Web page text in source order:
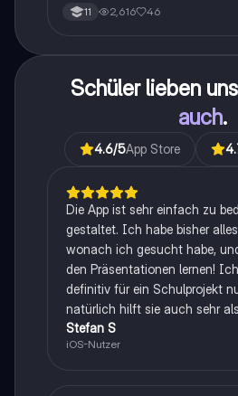
11 2,616 46
Schüler lieben
auch.
4.6/5App Store
Die App ist sehr einfach zu
gestaltet. Ich habe bisher
wonach ich gesucht habe,
den Präsentationen lernen!
definitiv für ein Schulprojekt
natürlich hilft sie auch sehr
Stefan S
iOS-Nutzer